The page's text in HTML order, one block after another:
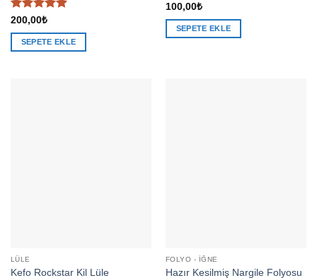
5 üzerinden
5oy aldı
200,00₺
SEPETE EKLE
100,00₺
SEPETE EKLE
LÜLE
Kefo Rockstar Kil Lüle
FOLYO - İĞNE
Hazır Kesilmiş Nargile Folyosu